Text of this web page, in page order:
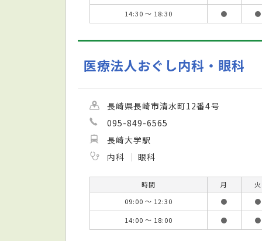
14:30 ～ 18:30
● ●
医療法人おぐし内科・眼科
長崎県長崎市清水町12番4号
095-849-6565
長崎大学駅
内科
眼科
時間 月 火
09:00 ～ 12:30
● ●
14:00 ～ 18:00
● ●